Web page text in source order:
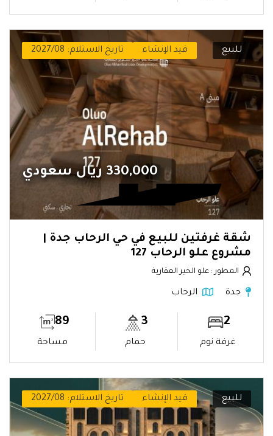
للبيع قيد الإنشاء تاريخ الاستلام: 2027/08
330,000 ريال سعودي
شقة غرفتين للبيع في حي الرحاب جدة |
مشروع علو الرحاب 127
المطور : علو الخير العقارية
جدة الرحاب
2
غرفة نوم
3
حمام
89
مساحة
للبيع قيد الإنشاء تاريخ الاستلام: 2027/08